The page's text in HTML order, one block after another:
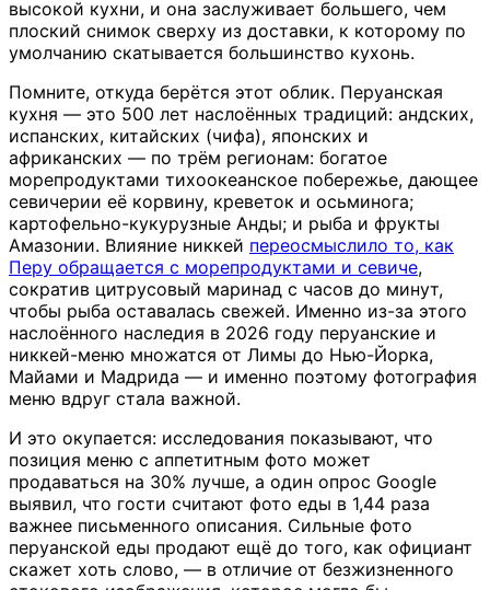
высокой кухни, и она заслуживает большего, чем
плоский снимок сверху из доставки, к которому по
умолчанию скатывается большинство кухонь.
Помните, откуда берётся этот облик. Перуанская
кухня — это 500 лет наслоённых традиций: андских,
испанских, китайских (чифа), японских и
африканских — по трём регионам: богатое
морепродуктами тихоокеанское побережье, дающее
севичерии её корвину, креветок и осьминога;
картофельно-кукурузные Анды; и рыба и фрукты
Амазонии. Влияние никкей переосмыслило то, как
Перу обращается с морепродуктами и севиче,
сократив цитрусовый маринад с часов до минут,
чтобы рыба оставалась свежей. Именно из-за этого
наслоённого наследия в 2026 году перуанские и
никкей-меню множатся от Лимы до Нью-Йорка,
Майами и Мадрида — и именно поэтому фотография
меню вдруг стала важной.
И это окупается: исследования показывают, что
позиция меню с аппетитным фото может
продаваться на 30% лучше, а один опрос Google
выявил, что гости считают фото еды в 1,44 раза
важнее письменного описания. Сильные фото
перуанской еды продают ещё до того, как официант
скажет хоть слово, — в отличие от безжизненного